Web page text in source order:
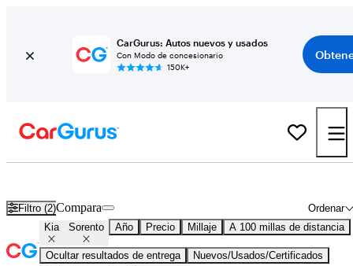
CarGurus: Autos nuevos y usados
Con Modo de concesionario
150K+
Filtro (2) Ordenar
Compara
Kia Sorento Año Precio Millaje A 100 millas de distancia
Ocultar resultados de entrega
Nuevos/Usados/Certificados